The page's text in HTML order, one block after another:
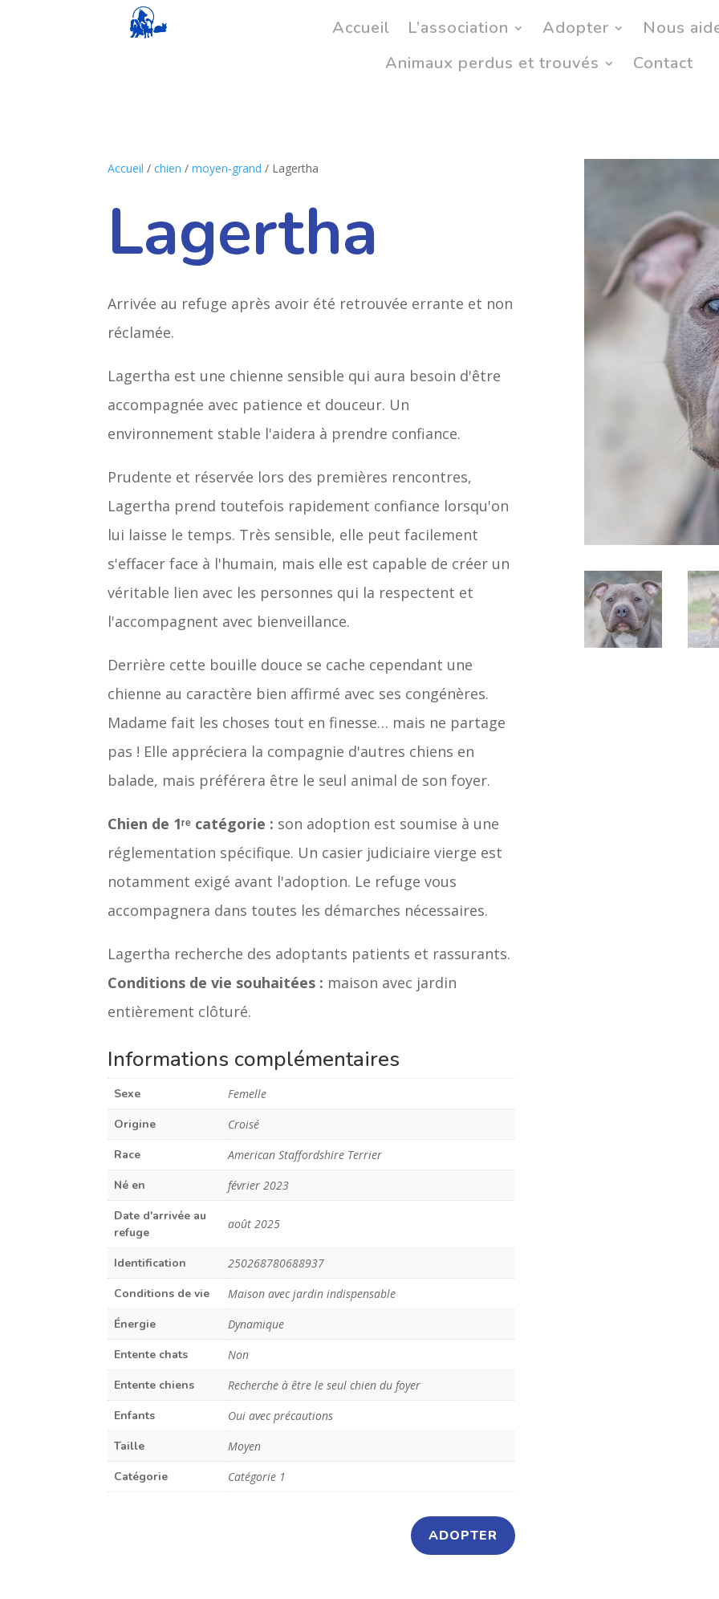
Accueil L’association Adopter
Nous
Animaux perdus et trouvés
Contact
Accueil /chien /moyen-grand / Lagertha
Lagertha
Arrivée au refuge après avoir été retrouvée errante et non
réclamée.
Lagertha est une chienne sensible qui aura besoin d'être
accompagnée avec patience et douceur. Un
environnement stable l'aidera à prendre confiance.
Prudente et réservée lors des premières rencontres,
Lagertha prend toutefois rapidement confiance lorsqu'on
lui laisse le temps. Très sensible, elle peut facilement
s'effacer face à l'humain, mais elle est capable de créer un
véritable lien avec les personnes qui la respectent et
l'accompagnent avec bienveillance.
Derrière cette bouille douce se cache cependant une
chienne au caractère bien affirmé avec ses congénères.
Madame fait les choses tout en finesse… mais ne partage
pas ! Elle appréciera la compagnie d'autres chiens en
balade, mais préférera être le seul animal de son foyer.
Chien de 1ʳᵉ catégorie : son adoption est soumise à une
réglementation spécifique. Un casier judiciaire vierge est
notamment exigé avant l'adoption. Le refuge vous
accompagnera dans toutes les démarches nécessaires.
Lagertha recherche des adoptants patients et rassurants.
Conditions de vie souhaitées : maison avec jardin
entièrement clôturé.
Informations complémentaires
Sexe
Femelle
Origine
Croisé
Race
American Staffordshire Terrier
Né en
février 2023
Date d'arrivée au
refuge
août 2025
Identification
250268780688937
Conditions de vie
Maison avec jardin indispensable
Énergie
Dynamique
Entente chats
Non
Entente chiens
Recherche à être le seul chien du foyer
Enfants
Oui avec précautions
Taille
Moyen
Catégorie
Catégorie 1
ADOPTER